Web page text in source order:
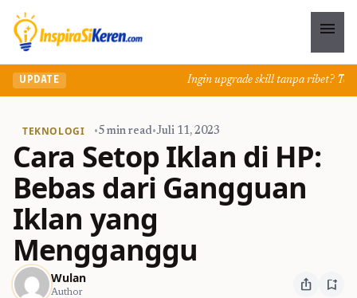
menu
UPDATE Ingin upgrade skill tanpa ribet?
TEKNOLOGI •5 min read•Juli 11, 2023
Cara Setop Iklan di HP:
Bebas dari Gangguan
Iklan yang
Mengganggu
Wulan
Author ios_share bookmark_add